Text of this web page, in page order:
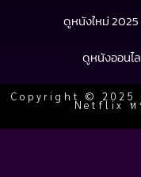
ดูหนังใหม่ 2025
ดูหนังออนไ
Copyright © 2025
Netflix ห